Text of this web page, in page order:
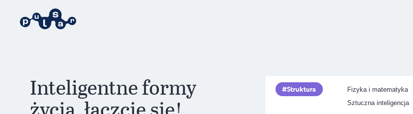
Inteligentne formy Struktura Fizyka i matematyka
Sztuczna inteligencja